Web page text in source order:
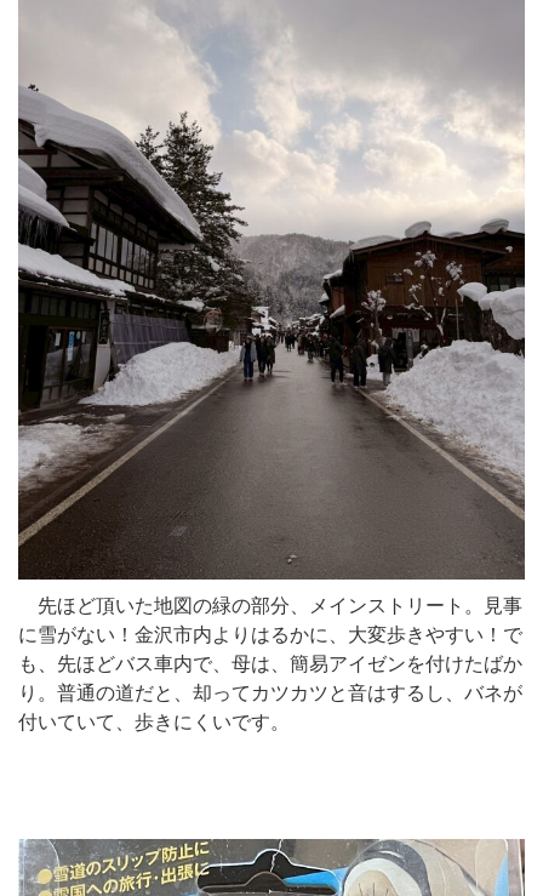
先ほど頂いた地図の緑の部分、メインストリート。見事
に雪がない！金沢市内よりはるかに、大変歩きやすい！で
も、先ほどバス車内で、母は、簡易アイゼンを付けたばか
り。普通の道だと、却ってカツカツと音はするし、バネが
付いていて、歩きにくいです。